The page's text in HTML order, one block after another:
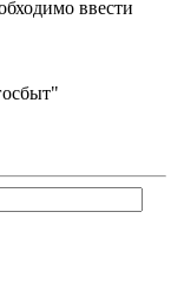
ввести
пароль.